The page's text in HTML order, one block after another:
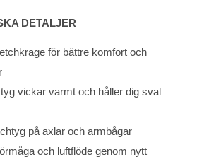
DETALJER
för bättre komfort och
vickar varmt och håller dig sval
på axlar och armbågar
och luftflöde genom nytt